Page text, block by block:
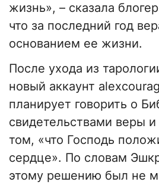
жизнь», – сказала
что за последний год
основанием ее жизни.
После ухода из
новый аккаунт
планирует говорить о
свидетельствами веры и
том, «что Господь
сердце». По словам
этому решению был не